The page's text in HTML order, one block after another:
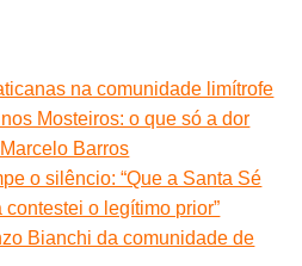
na comunidade limítrofe
Mosteiros: o que só a dor
Barros
o silêncio: “Que a Santa Sé
o legítimo prior”
Bianchi da comunidade de